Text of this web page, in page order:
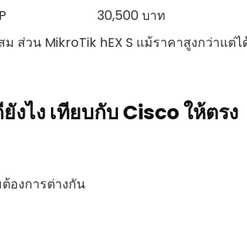
30,500 บาท
ส่วน MikroTik hEX S แม้ราคาสูงกว่าแต่ไ
ไง เทียบกับ Cisco ให้ตรง
องการต่างกัน